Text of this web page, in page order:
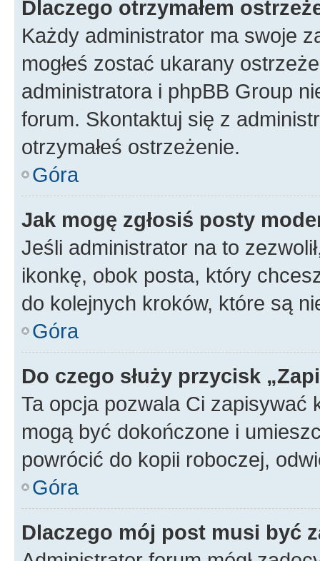
Dlaczego otrzymałem
Każdy administrator ma swoje
mogłeś zostać ukarany
administratora i phpBB Group
forum. Skontaktuj się z
otrzymałeś ostrzeżenie.
Góra
Jak mogę zgłosiś posty
Jeśli administrator na to
ikonkę, obok posta, który
do kolejnych kroków, które są
Góra
Do czego służy przycisk
Ta opcja pozwala Ci zapisywać
mogą być dokończone i
powrócić do kopii roboczej,
Góra
Dlaczego mój post musi być